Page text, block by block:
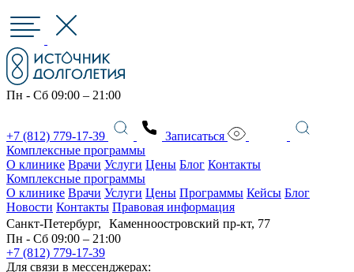
Пн - Сб 09:00 – 21:00
+7 (812) 779-17-39
Записаться
Комплексные программы
О клинике Врачи Услуги Цены Блог Контакты
Комплексные программы
О клинике Врачи Услуги Цены Программы Кейсы Блог
Новости Контакты Правовая информация
Санкт-Петербург, Каменноостровский пр-кт, 77
Пн - Сб 09:00 – 21:00
+7 (812) 779-17-39
Для связи в мессенджерах: